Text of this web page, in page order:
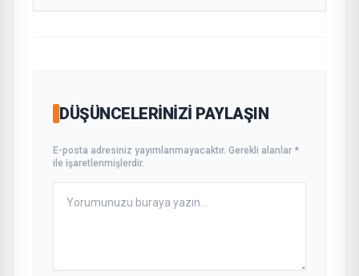
DÜŞÜNCELERINIZI PAYLAŞIN
E-posta adresiniz yayımlanmayacaktır. Gerekli alanlar *
ile işaretlenmişlerdir.